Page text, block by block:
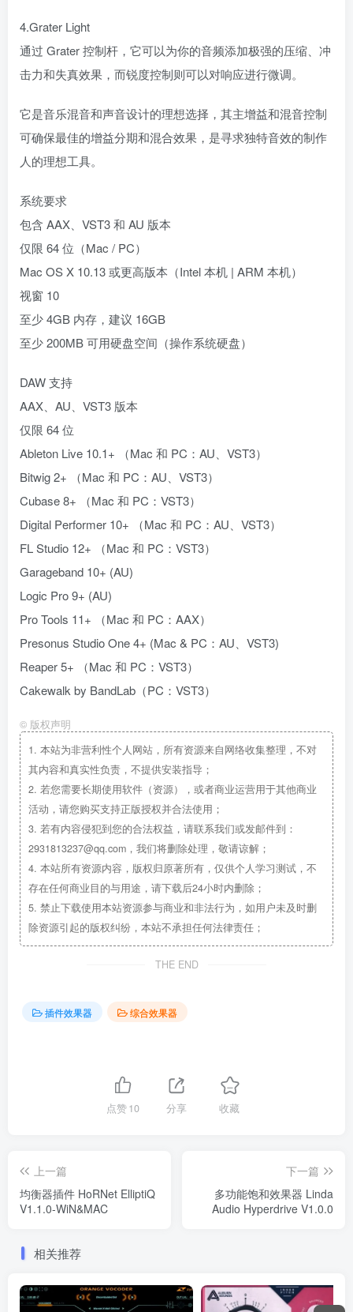
4.Grater Light
通过 Grater 控制杆，它可以为你的音频添加极强的压缩、冲
击力和失真效果，而锐度控制则可以对响应进行微调。
它是音乐混音和声音设计的理想选择，其主增益和混音控制
可确保最佳的增益分期和混合效果，是寻求独特音效的制作
人的理想工具。
系统要求
包含 AAX、VST3 和 AU 版本
仅限 64 位（Mac / PC）
Mac OS X 10.13 或更高版本（Intel 本机 | ARM 本机）
视窗 10
至少 4GB 内存，建议 16GB
至少 200MB 可用硬盘空间（操作系统硬盘）
DAW 支持
AAX、AU、VST3 版本
仅限 64 位
Ableton Live 10.1+ （Mac 和 PC：AU、VST3）
Bitwig 2+ （Mac 和 PC：AU、VST3）
Cubase 8+ （Mac 和 PC：VST3）
Digital Performer 10+ （Mac 和 PC：AU、VST3）
FL Studio 12+ （Mac 和 PC：VST3）
Garageband 10+ (AU)
Logic Pro 9+ (AU)
Pro Tools 11+ （Mac 和 PC：AAX）
Presonus Studio One 4+ (Mac & PC：AU、VST3)
Reaper 5+ （Mac 和 PC：VST3）
Cakewalk by BandLab（PC：VST3）
© 版权声明
1. 本站为非营利性个人网站，所有资源来自网络收集整理，不对
其内容和真实性负责，不提供安装指导；
2. 若您需要长期使用软件（资源），或者商业运营用于其他商业
活动，请您购买支持正版授权并合法使用；
3. 若有内容侵犯到您的合法权益，请联系我们或发邮件到：
2931813237@qq.com，我们将删除处理，敬请谅解；
4. 本站所有资源内容，版权归原著所有，仅供个人学习测试，不
存在任何商业目的与用途，请下载后24小时内删除；
5. 禁止下载使用本站资源参与商业和非法行为，如用户未及时删
除资源引起的版权纠纷，本站不承担任何法律责任；
THE END
插件效果器 综合效果器
点赞10 分享 收藏
上一篇
均衡器插件 HoRNet ElliptiQ
V1.1.0-WiN&MAC
下一篇
多功能饱和效果器 Linda
Audio Hyperdrive V1.0.0
相关推荐